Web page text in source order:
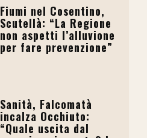
Fiumi nel Cosentino,
Scutellà: “La Regione
non aspetti l’alluvione
per fare prevenzione”
Sanità, Falcomatà
incalza Occhiuto:
“Quale uscita dal